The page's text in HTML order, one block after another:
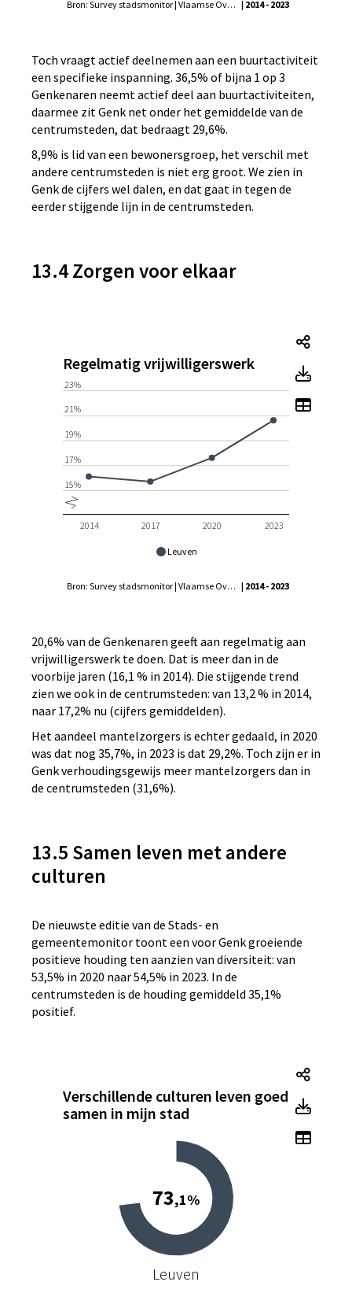
Bron: Survey stadsmonitor | Vlaamse Overheid - Agentschap Binnenlands Bestuur, Statistiek Vlaanderen | 2014 - 2023
Toch vraagt actief deelnemen aan een buurtactiviteit
een specifieke inspanning. 36,5% of bijna 1 op 3
Genkenaren neemt actief deel aan buurtactiviteiten,
daarmee zit Genk net onder het gemiddelde van de
centrumsteden, dat bedraagt 29,6%.
8,9% is lid van een bewonersgroep, het verschil met
andere centrumsteden is niet erg groot. We zien in
Genk de cijfers wel dalen, en dat gaat in tegen de
eerder stijgende lijn in de centrumsteden.
13.4 Zorgen voor elkaar
Regelmatig vrijwilligerswerk
Leuven
2014 2017 2020 2023
15%
17%
19%
21%
23%
Bron: Survey stadsmonitor | Vlaamse Overheid - Agentschap Binnenlands Bestuur, Statistiek Vlaanderen | 2014 - 2023
Toon
20,6% van de Genkenaren geeft aan regelmatig aan
vrijwilligerswerk te doen. Dat is meer dan in de
voorbije jaren (16,1 % in 2014). Die stijgende trend
zien we ook in de centrumsteden: van 13,2 % in 2014,
naar 17,2% nu (cijfers gemiddelden).
Het aandeel mantelzorgers is echter gedaald, in 2020
was dat nog 35,7%, in 2023 is dat 29,2%. Toch zijn er in
Genk verhoudingsgewijs meer mantelzorgers dan in
de centrumsteden (31,6%).
13.5 Samen leven met andere
culturen
De nieuwste editie van de Stads- en
gemeentemonitor toont een voor Genk groeiende
positieve houding ten aanzien van diversiteit: van
53,5% in 2020 naar 54,5% in 2023. In de
centrumsteden is de houding gemiddeld 35,1%
positief.
Verschillende culturen leven goed
samen in mijn stad
Leuven
73,1%
Toon